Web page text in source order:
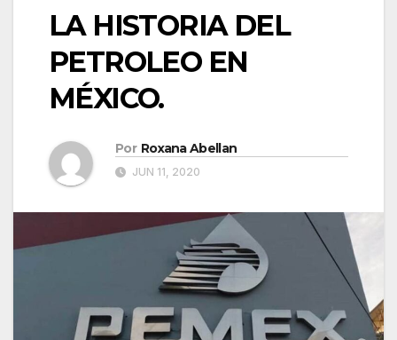
LA HISTORIA DEL
PETROLEO EN
MÉXICO.
Por Roxana Abellan
JUN 11, 2020